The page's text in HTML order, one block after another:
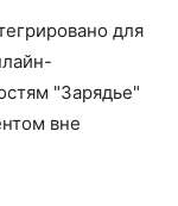
для
"Зарядье"
вне